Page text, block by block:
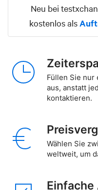
Neu bei
kostenlos als
Füllen Sie nur
aus, anstatt
kontaktieren.
Wählen Sie
weltweit, um